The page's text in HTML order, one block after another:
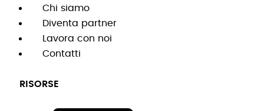
Chi siamo
Diventa partner
Lavora con noi
Contatti
RISORSE